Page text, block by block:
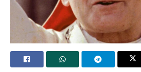
À partir du 1er juillet 2026, chaque
étudiant public en Californie portera
affichant le numéro de The Trevor
équivoque que le système éducatif